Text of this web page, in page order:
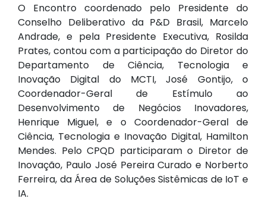
O Encontro coordenado pelo Presidente do
Conselho Deliberativo da P&D Brasil, Marcelo
Andrade, e pela Presidente Executiva, Rosilda
Prates, contou com a participação do Diretor do
Departamento de Ciência, Tecnologia e
Inovação Digital do MCTI, José Gontijo, o
Coordenador-Geral de Estímulo ao
Desenvolvimento de Negócios Inovadores,
Henrique Miguel, e o Coordenador-Geral de
Ciência, Tecnologia e Inovação Digital, Hamilton
Mendes. Pelo CPQD participaram o Diretor de
Inovação, Paulo José Pereira Curado e Norberto
Ferreira, da Área de Soluções Sistêmicas de IoT e
IA.